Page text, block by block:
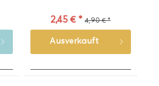
2,45 € * 4,90 € *
Ausverkauft